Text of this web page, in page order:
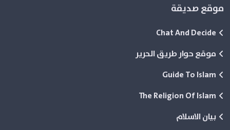
موقع صديقة
Chat And Decide
موقع حوار طريق الحرير
Guide To Islam
The Religion Of Islam
بيان الاسلام